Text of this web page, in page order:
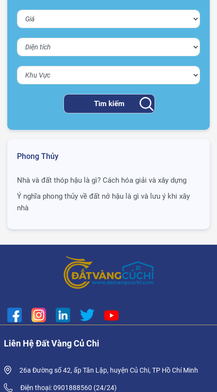
Phong Thủy
Nhà và đất thóp hậu là gì? Cách hóa giải và xây dựng
Ý nghĩa phong thủy về đất nở hậu là gì và lưu ý khi xây
nhà
Liên Hệ Đất Vàng Củ Chi
26a Đường số 42, ấp Tân Lập, huyện Củ Chi, TP Hồ Chí Minh
Điện thoại: 0901888560 (24/24)